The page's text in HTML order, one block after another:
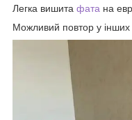
Легка вишита фата на
Можливий повтор у інших